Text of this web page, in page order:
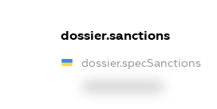
dossier.sanctions
dossier.specSanctions